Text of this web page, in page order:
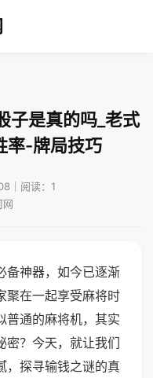
子是真的吗_老式
率-牌局技巧
｜阅读：1
网
备神器，如今已逐渐
聚在一起享受麻将时
普通的麻将机，其实
密？今天，就让我们
，探寻输钱之谜的真